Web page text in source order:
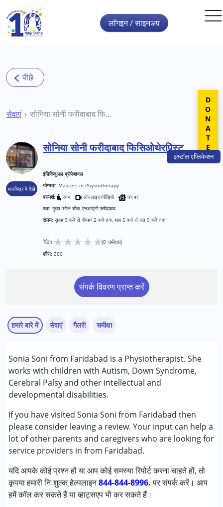
Skip to main content
इंस्टॉलएप्लिकेशन
लॉगइन / साइनअप
सेवाएं सोनिया सोनी फरीदाबाद फिसिओथेरपिस्ट
मानचित्र में देखें
सोनिया सोनी फरीदाबाद फिसिओथेरपिस्ट
इंडिविजुअल प्रोफेशनल
योग्यता: Masters in Physiotherapy
परामर्श:
स्वयं ऑनलाइन/वीडियो
घर पर
पता: मुख्य पटेल चौक, एनआईटी फ़रीदाबाद
समय: सुबह 9 बजे से दोपहर 2 बजे तक, शाम 5 बजे से रात 9 बजे तक
रेटिंग ★★★★★(0 समीक्षाएं)
फीस: 300
संपर्क विवरण प्राप्त करें
हमारे बारे में
Sonia Soni from Faridabad is a Physiotherapist. She
works with children with Autism, Down Syndrome,
Cerebral Palsy and other intellectual and
developmental disabilities.
If you have visited Sonia Soni from Faridabad then
please consider leaving a review. Your input can help a
lot of other parents and caregivers who are looking for
service providers in from Faridabad.
यदि आपके कोई प्रश्न हों या आप कोई समस्या रिपोर्ट करना चाहते हों, तो
कृपया हमारी निःशुल्क हेल्पलाइन844-844-8996.पर संपर्क करें। आप
हमें कॉल कर सकते हैं या व्हाट्सएप भी कर सकते हैं।
सेवाएं
फिजियोथेरेपी
निम्नलिखित विकलांगता संबंधित सेवाएं उपलब्ध :
ऑटिज्म स्पेक्ट्रम डिसऑर्डर (ए एस डी )
सेरब्रल पाल्सी (सी पी )
डाउन सिंड्रोम (डी एस )
आयु वर्ग : 0 - 5 years ,6 - 12 years ,13 - 17 years
गैलरी समीक्षा
DONATE